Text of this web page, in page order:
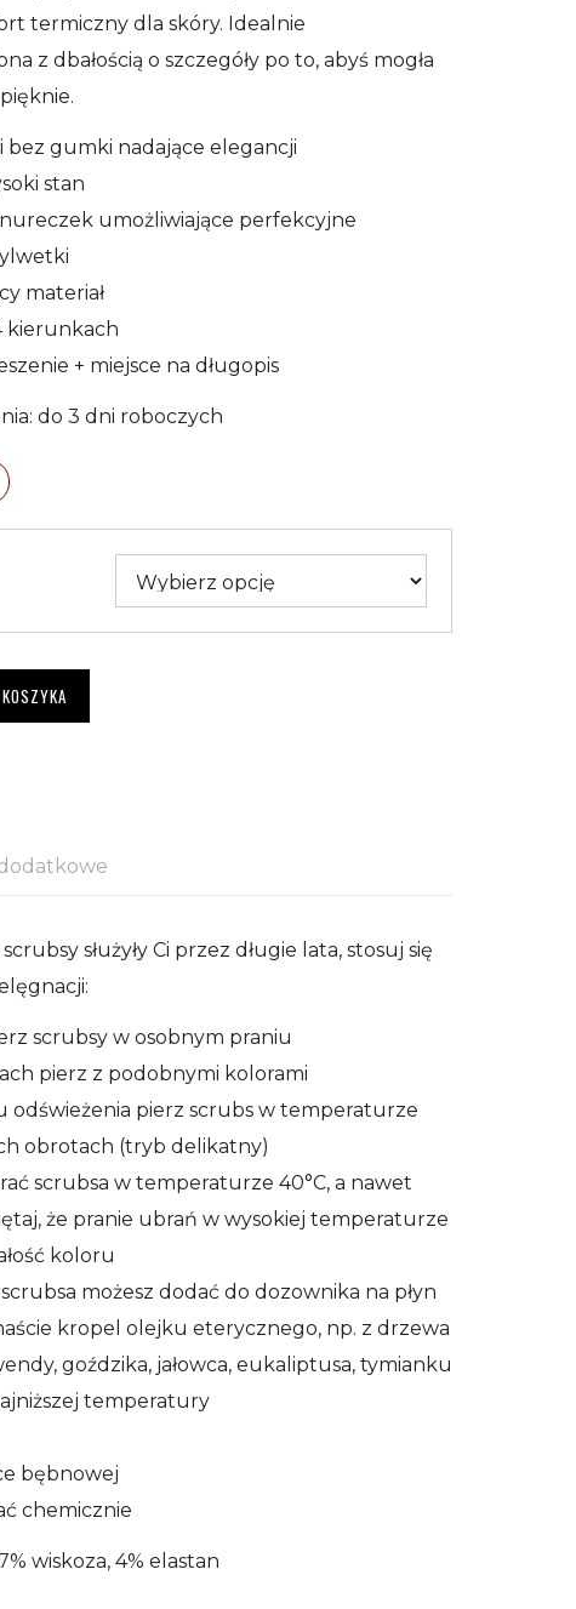
termiczny dla skóry. Idealnie
z dbałością o szczegóły po to, abyś mogła
bez gumki nadające elegancji
stan
umożliwiające perfekcyjne
materiał
kierunkach
+ miejsce na długopis
do 3 dni roboczych
służyły Ci przez długie lata, stosuj się
scrubsy w osobnym praniu
pierz z podobnymi kolorami
odświeżenia pierz scrubs w temperaturze
obrotach (tryb delikatny)
scrubsa w temperaturze 40°C, a nawet
że pranie ubrań w wysokiej temperaturze
koloru
możesz dodać do dozownika na płyn
kropel olejku eterycznego, np. z drzewa
goździka, jałowca, eukaliptusa, tymianku
temperatury
bębnowej
chemicznie
wiskoza, 4% elastan